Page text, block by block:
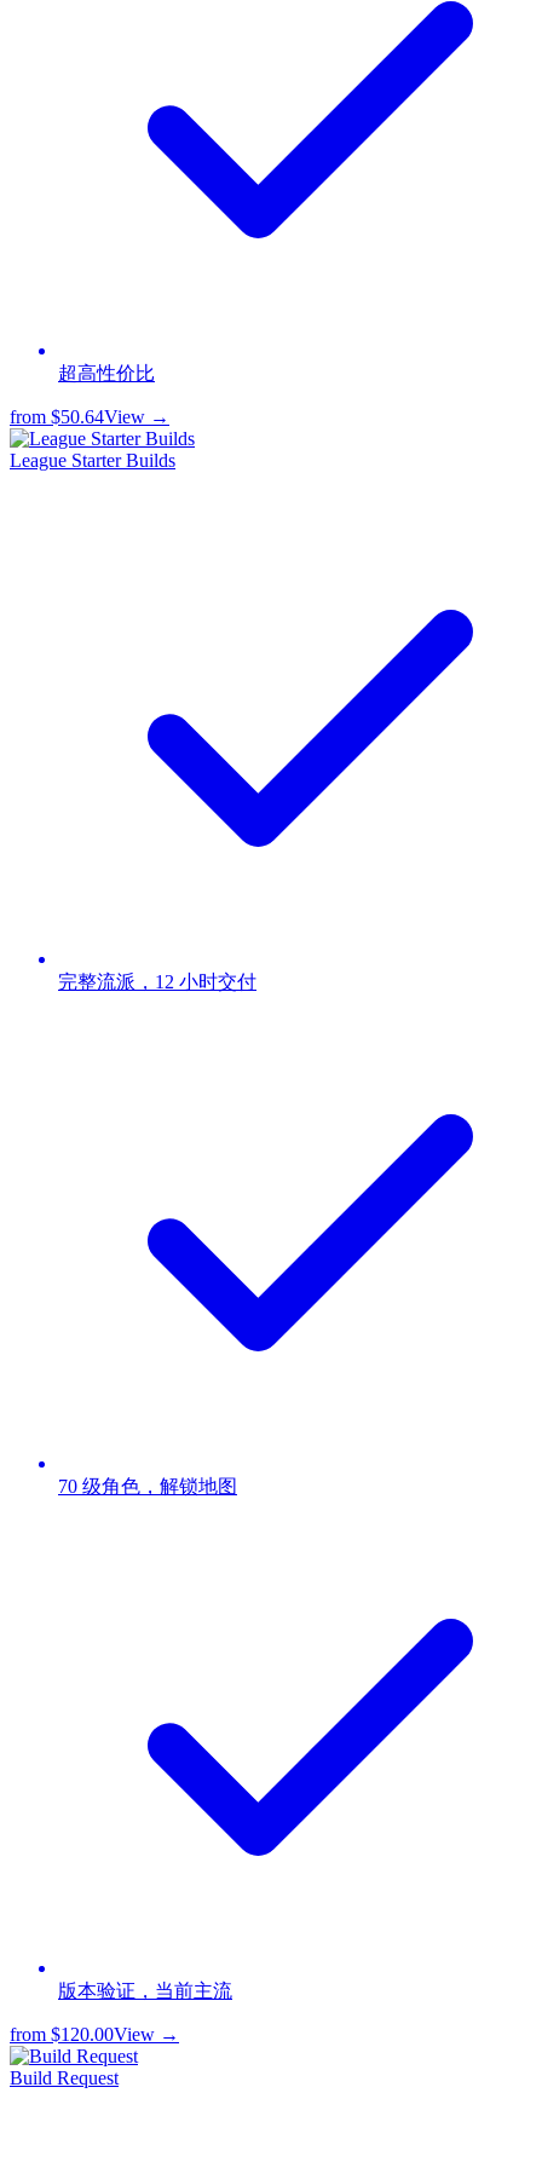
超高性价比
from $50.64View →
League Starter Builds
完整流派，12 小时交付
70 级角色，解锁地图
版本验证，当前主流
from $120.00View →
Build Request